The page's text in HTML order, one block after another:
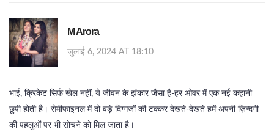
M Arora
जुलाई 6, 2024 AT 18:10
भाई, क्रिकेट सिर्फ खेल नहीं, ये जीवन के झंकार जैसा है-हर ओवर में एक नई कहानी
छुपी होती है। सेमीफाइनल में दो बड़े दिग्गजों की टक्कर देखते‑देखते हमें अपनी ज़िन्दगी
की पहलुओं पर भी सोचने को मिल जाता है।